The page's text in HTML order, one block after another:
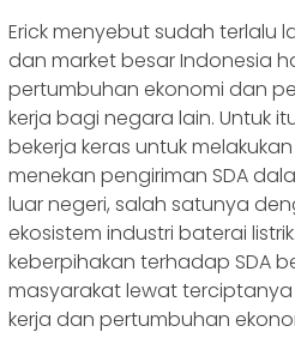
Erick menyebut sudah terlalu
dan market besar Indonesia
pertumbuhan ekonomi dan
kerja bagi negara lain. Untuk
bekerja keras untuk
menekan pengiriman SDA
luar negeri, salah satunya
ekosistem industri baterai
keberpihakan terhadap SDA
masyarakat lewat
kerja dan pertumbuhan